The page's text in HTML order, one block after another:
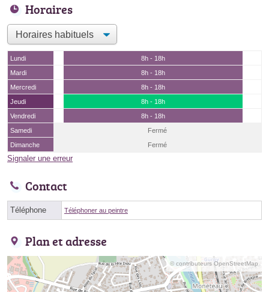
Horaires
Lundi
8h - 18h
Mardi
8h - 18h
Mercredi
8h - 18h
Jeudi
8h - 18h
Vendredi
8h - 18h
Samedi
Fermé
Dimanche
Fermé
Signaler une erreur
Contact
Téléphone Téléphoner au peintre
Plan et adresse
© contributeurs OpenStreetMap